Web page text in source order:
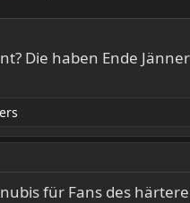
Die haben Ende
für Fans des